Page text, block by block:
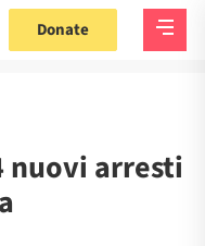
Donate
nuovi arresti